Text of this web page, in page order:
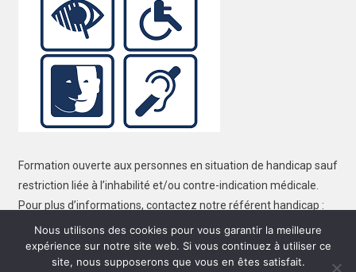
Formation ouverte aux personnes en situation de handicap sauf
restriction liée à l’inhabilité et/ou contre-indication médicale.
Pour plus d’informations, contactez notre référent handicap :
contact@dgf.re
Nous utilisons des cookies pour vous garantir la meilleure
expérience sur notre site web. Si vous continuez à utiliser ce
site, nous supposerons que vous en êtes satisfait.